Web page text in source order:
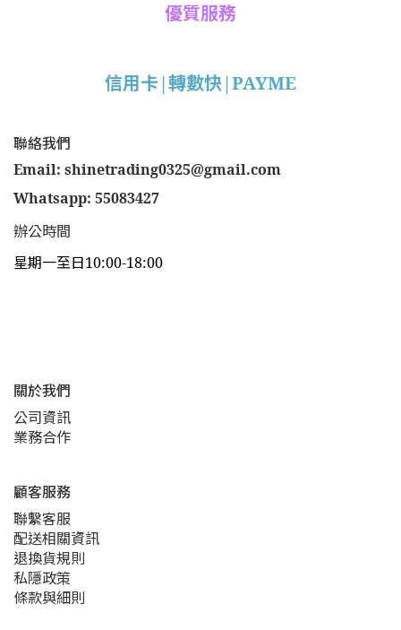
優質服務
信用卡|轉數快|PAYME
聯絡我們
Email: shinetrading0325@gmail.com
Whatsapp: 55083427
辦公時間
星期一至日10:00-18:00
關於我們
公司資訊
業務合作
顧客服務
聯繫客服
配送相關資訊
退換貨規則
私隱政策
條款與細則